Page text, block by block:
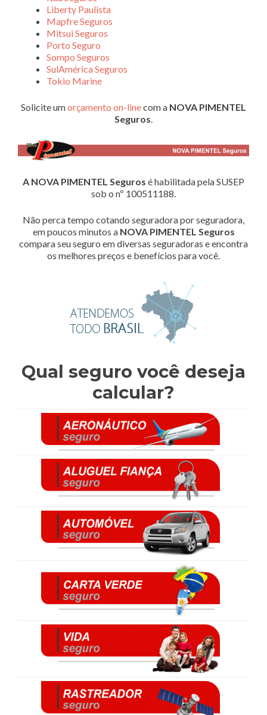
Liberty Paulista
Mapfre Seguros
Mitsui Seguros
Porto Seguro
Sompo Seguros
SulAmérica Seguros
Tokio Marine
Solicite umorçamento on-linecom a NOVA PIMENTEL
Seguros.
A NOVA PIMENTEL Seguros é habilitada pela SUSEP
sob o nº 100511188.
Não perca tempo cotando seguradora por seguradora,
em poucos minutos a NOVA PIMENTEL Seguros
compara seu seguro em diversas seguradoras e encontra
os melhores preços e benefícios para você.
Qual seguro você deseja
calcular?